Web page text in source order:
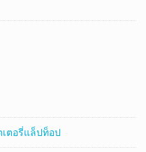
ตอรี่แล็ปท็อป